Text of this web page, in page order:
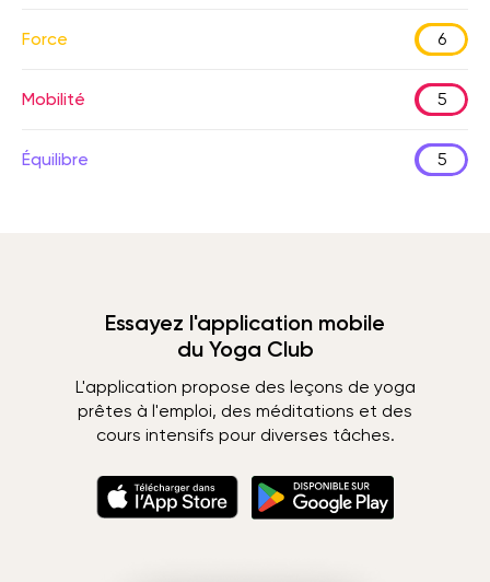
Force 6
Mobilité 5
Équilibre 5
Essayez l'application mobile
du Yoga Club
L'application propose des leçons de yoga
prêtes à l'emploi, des méditations et des
cours intensifs pour diverses tâches.